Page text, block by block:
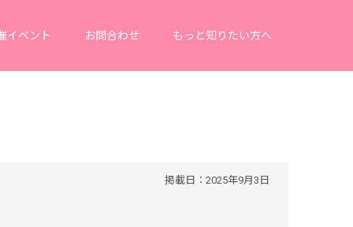
イベント お問合わせ もっと知りたい方へ
掲載日：2025年9月3日